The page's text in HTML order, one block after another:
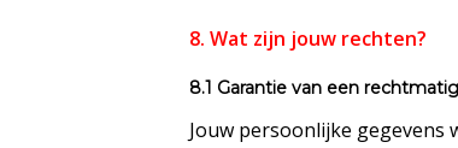
8. Wat zijn jouw rechten?
8.1 Garantie van een
Jouw persoonlijke gegevens